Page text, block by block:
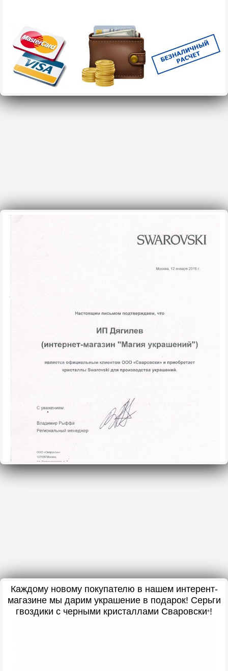
Каждому новому покупателю в нашем интерент-
магазине мы дарим украшение в подарок! Серьги
гвоздики с черными кристаллами Сваровски*!